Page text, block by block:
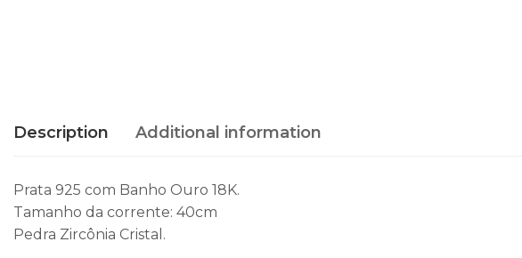
Description Additional information
Prata 925 com Banho Ouro 18K.
Tamanho da corrente: 40cm
Pedra Zircônia Cristal.